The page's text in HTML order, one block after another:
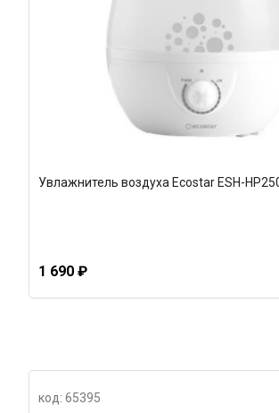
Увлажнитель воздуха Ecostar ESH-
1 690 ₽
код: 65395